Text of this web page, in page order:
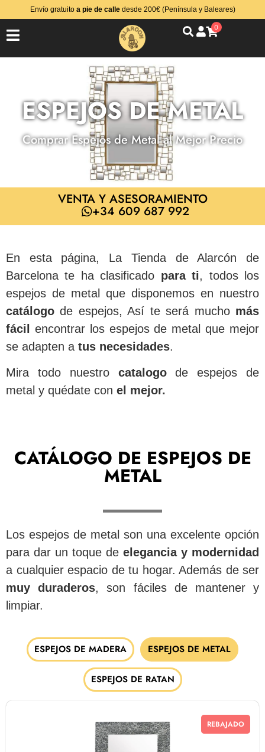
Envío gratuito a pie de calledesde 200€ (Península y Baleares)
0
ESPEJOS DE METAL
Comprar Espejos de Metal al Mejor Precio
VENTA Y ASESORAMIENTO
+34 609 687 992
En esta página, La Tienda de Alarcón de
Barcelona te ha clasificado para ti, todos los
espejos de metal que disponemos en nuestro
catálogo de espejos, Así te será mucho más
fácil
encontrar los espejos de metal que mejor
se adapten a tus necesidades.
Mira todo nuestro catalogode espejos de
metal y quédate con el mejor.
CATÁLOGO DE ESPEJOS DE
METAL
Los espejos de metal son una excelente opción
para dar un toque de elegancia y modernidad
a cualquier espacio de tu hogar. Además de ser
muy duraderos, son fáciles de mantener y
limpiar.
ESPEJOS DE MADERA ESPEJOS DE METAL
ESPEJOS DE RATAN
REBAJADO